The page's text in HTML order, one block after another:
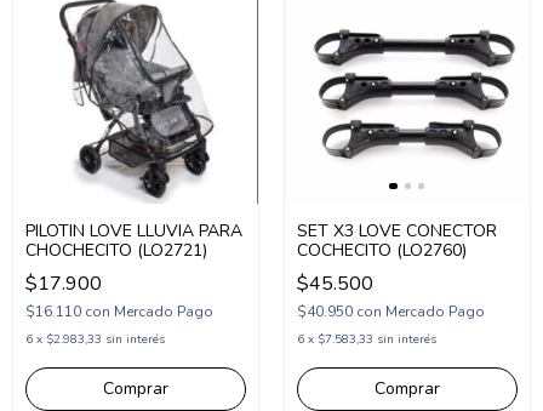
PILOTIN LOVE LLUVIA PARA
CHOCHECITO (LO2721)
$17.900
$16.110 con Mercado Pago
6 x $2.983,33 sin interés
SET X3 LOVE CONECTOR
COCHECITO (LO2760)
$45.500
$40.950 con Mercado Pago
6 x $7.583,33 sin interés